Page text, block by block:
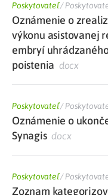
Poskytovateľ/
Oznámenie o
výkonu asistovanej
embryí
poistenia docx
Poskytovateľ/
Oznámenie o
Synagisdocx
Poskytovateľ/
Zoznam